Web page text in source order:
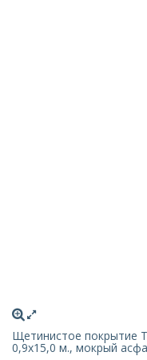
Щетинистое покрытие
0,9x15,0 м., мокрый